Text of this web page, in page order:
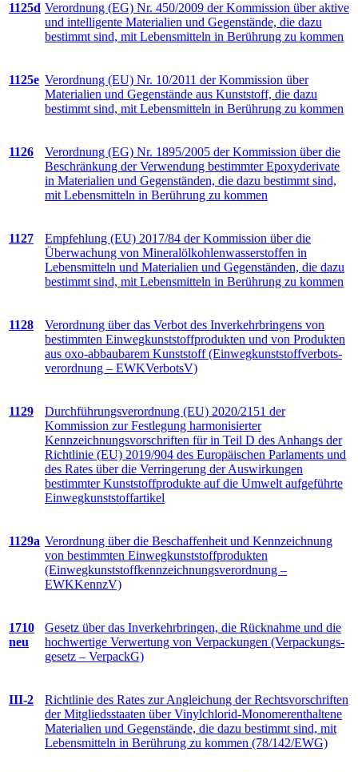
1125d Verordnung (EG) Nr. 450/2009 der Kommission über aktive
und intelligente Materialien und Gegenstände, die dazu
bestimmt sind, mit Lebensmitteln in Berührung zu kommen
1125e Verordnung (EU) Nr. 10/2011 der Kommission über
Materialien und Gegenstände aus Kunststoff, die dazu
bestimmt sind, mit Lebensmitteln in Berührung zu kommen
1126
Verordnung (EG) Nr. 1895/2005 der Kommission über die
Beschränkung der Verwendung bestimmter Epoxyderivate
in Materialien und Gegenständen, die dazu bestimmt sind,
mit Lebensmitteln in Berührung zu kommen
1127
Empfehlung (EU) 2017/84 der Kommission über die
Überwachung von Mineralölkohlenwasserstoffen in
Lebensmitteln und Materialien und Gegenständen, die dazu
bestimmt sind, mit Lebensmitteln in Berührung zu kommen
1128
Verordnung über das Verbot des Inverkehrbringens von
bestimmten Einwegkunststoffprodukten und von Produkten
aus oxo-abbaubarem Kunststoff (Einwegkunststoffverbots­
verordnung – EWKVerbotsV)
1129
Durchführungs­verordnung (EU) 2020/2151 der
Kommission zur Festlegung harmonisierter
Kennzeichnungsvorschriften für in Teil D des Anhangs der
Richtlinie (EU) 2019/904 des Europäischen Parlaments und
des Rates über die Verringerung der Auswirkungen
bestimmter Kunststoffprodukte auf die Umwelt aufgeführte
Einwegkunststoffartikel
1129a Verordnung über die Beschaffenheit und Kennzeichnung
von bestimmten Einwegkunststoffprodukten
(Einwegkunststoffkennzeichnungs­verordnung –
EWKKennzV)
1710
neu
Gesetz über das Inverkehrbringen, die Rücknahme und die
hochwertige Verwertung von Verpackungen (Verpackungs­
gesetz – VerpackG)
III-2
Richtlinie des Rates zur Angleichung der Rechtsvorschriften
der Mitgliedsstaaten über Vinylchlorid-Monomerenthaltene
Materialien und Gegenstände, die dazu bestimmt sind, mit
Lebensmitteln in Berührung zu kommen (78/142/EWG)